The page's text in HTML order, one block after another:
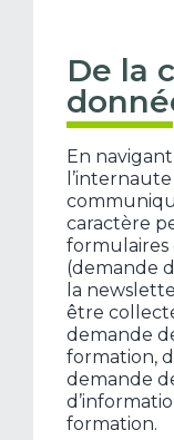
De la
En
caractère
formulaires
(demande
la
être
demande
formation,
demande
formation.